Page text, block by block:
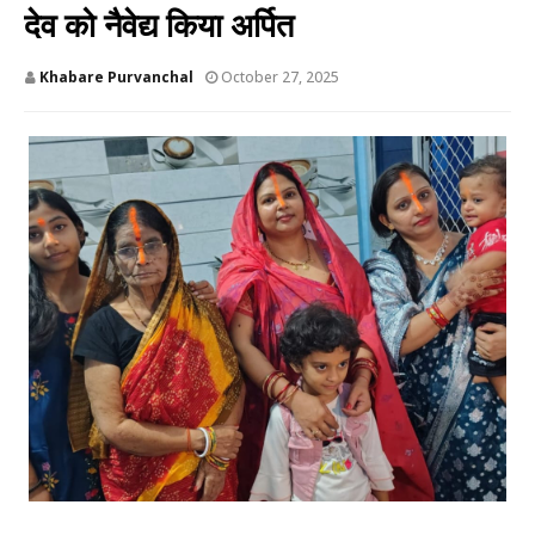
देव को नैवेद्य किया अर्पित
Khabare Purvanchal October 27, 2025